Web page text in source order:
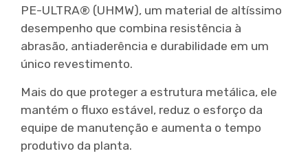
PE-ULTRA® (UHMW), um material de altíssimo
desempenho que combina resistência à
abrasão, antiaderência e durabilidade em um
único revestimento.
Mais do que proteger a estrutura metálica, ele
mantém o fluxo estável, reduz o esforço da
equipe de manutenção e aumenta o tempo
produtivo da planta.